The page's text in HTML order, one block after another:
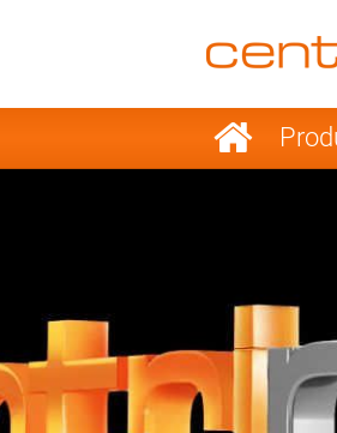
Navigation
überspringen
France
Sweden